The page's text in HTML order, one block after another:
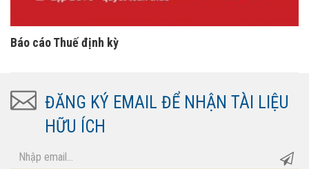
Báo cáo Thuế định kỳ
ĐĂNG KÝ EMAIL ĐỂ NHẬN TÀI LIỆU
HỮU ÍCH